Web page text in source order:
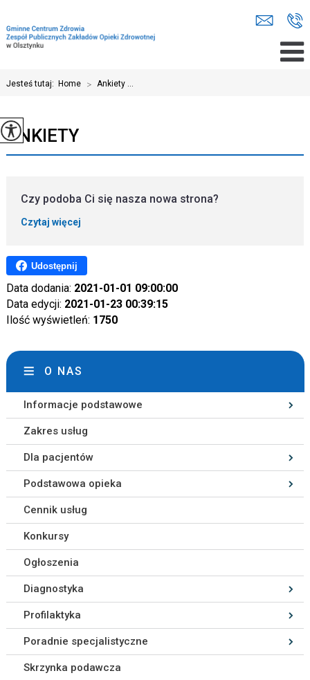
Jesteś tutaj: Home > Ankiety ...
ANKIETY
Czy podoba Ci się nasza nowa strona?
Czytaj więcej
Udostępnij
Data dodania: 2021-01-01 09:00:00
Data edycji: 2021-01-23 00:39:15
Ilość wyświetleń: 1750
O NAS
Informacje podstawowe
Zakres usług
Dla pacjentów
Podstawowa opieka
Cennik usług
Konkursy
Ogłoszenia
Diagnostyka
Profilaktyka
Poradnie specjalistyczne
Skrzynka podawcza